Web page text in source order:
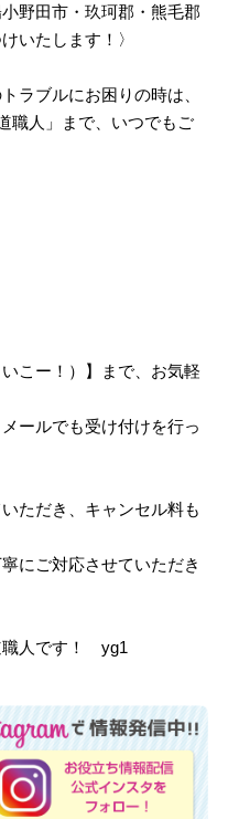
野田市・玖珂郡・熊毛郡
いたします！〉
ラブルにお困りの時は、
職人」まで、いつでもご
いこー！）】まで、お気軽
ールでも受け付けを行っ
ただき、キャンセル料も
にご対応させていただき
職人です！ yg1